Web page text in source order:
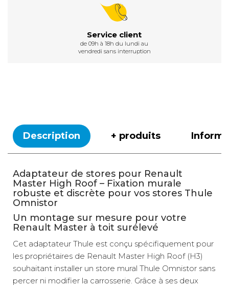
Service client
de 09h à 18h du lundi au
vendredi sans interruption
Description + produits
Adaptateur de stores pour Renault
Master High Roof – Fixation murale
robuste et discrète pour vos stores Thule
Omnistor
Un montage sur mesure pour votre
Renault Master à toit surélevé
Cet adaptateur Thule est conçu spécifiquement pour
les propriétaires de Renault Master High Roof (H3)
souhaitant installer un store mural Thule Omnistor sans
percer ni modifier la carrosserie. Grâce à ses deux